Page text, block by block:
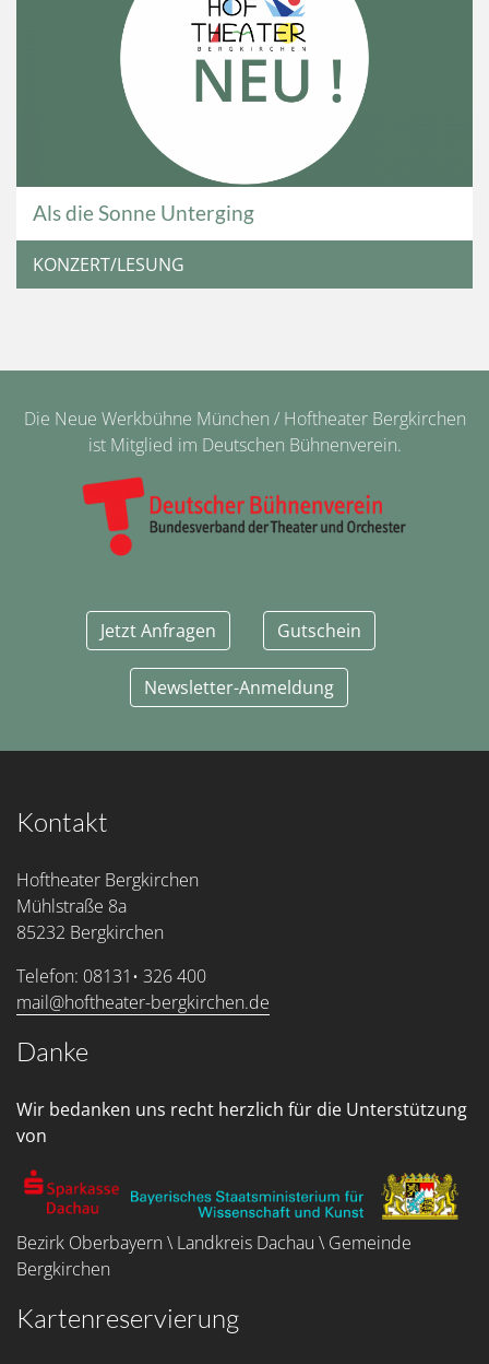
Als die Sonne Unterging
KONZERT/LESUNG
Die Neue Werkbühne München / Hoftheater Bergkirchen
ist Mitglied im Deutschen Bühnenverein.
Jetzt Anfragen Gutschein
Newsletter-Anmeldung
Kontakt
Hoftheater Bergkirchen
Mühlstraße 8a
85232 Bergkirchen
Telefon: 08131• 326 400
mail@hoftheater-bergkirchen.de
Danke
Wir bedanken uns recht herzlich für die Unterstützung
von
Bezirk Oberbayern \ Landkreis Dachau \ Gemeinde
Bergkirchen
Kartenreservierung